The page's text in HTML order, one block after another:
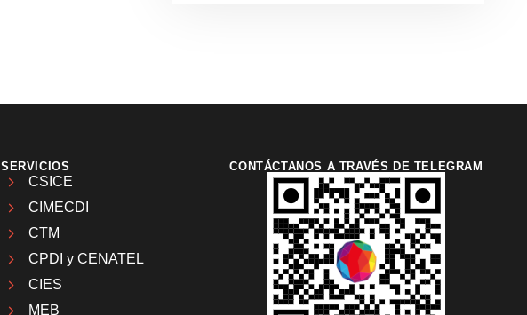
SERVICIOS
CSICE
CIMECDI
CTM
CPDI y CENATEL
CIES
MEB
CONTÁCTANOS A TRAVÉS DE TELEGRAM